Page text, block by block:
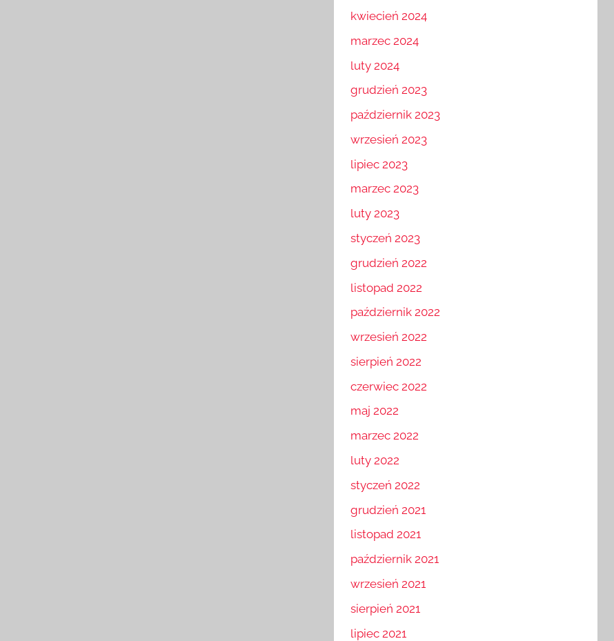
kwiecień 2024
marzec 2024
luty 2024
grudzień 2023
październik 2023
wrzesień 2023
lipiec 2023
marzec 2023
luty 2023
styczeń 2023
grudzień 2022
listopad 2022
październik 2022
wrzesień 2022
sierpień 2022
czerwiec 2022
maj 2022
marzec 2022
luty 2022
styczeń 2022
grudzień 2021
listopad 2021
październik 2021
wrzesień 2021
sierpień 2021
lipiec 2021